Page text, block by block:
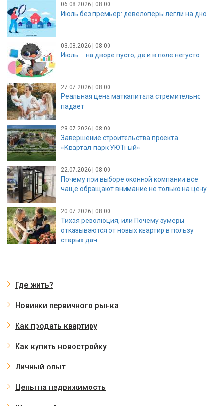
06.08.2026 | 08:00
Июль без премьер: девелоперы легли на дно
03.08.2026 | 08:00
Июль – на дворе пусто, да и в поле негусто
27.07.2026 | 08:00
Реальная цена маткапитала стремительно
падает
23.07.2026 | 08:00
Завершение строительства проекта
«Квартал-парк УЮТный»
22.07.2026 | 08:00
Почему при выборе оконной компании все
чаще обращают внимание не только на цену
20.07.2026 | 08:00
Тихая революция, или Почему зумеры
отказываются от новых квартир в пользу
старых дач
Где жить?
Новинки первичного рынка
Как продать квартиру
Как купить новостройку
Личный опыт
Цены на недвижимость